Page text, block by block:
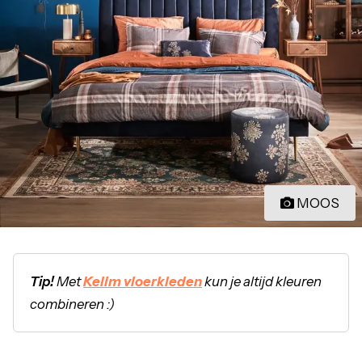
MOOS
Tip!MetKelim vloerkledenkun je altijd kleuren
combineren :)